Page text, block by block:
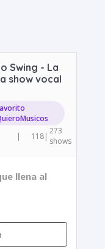
Swing - La
show vocal
| 118| 273
shows
llena al